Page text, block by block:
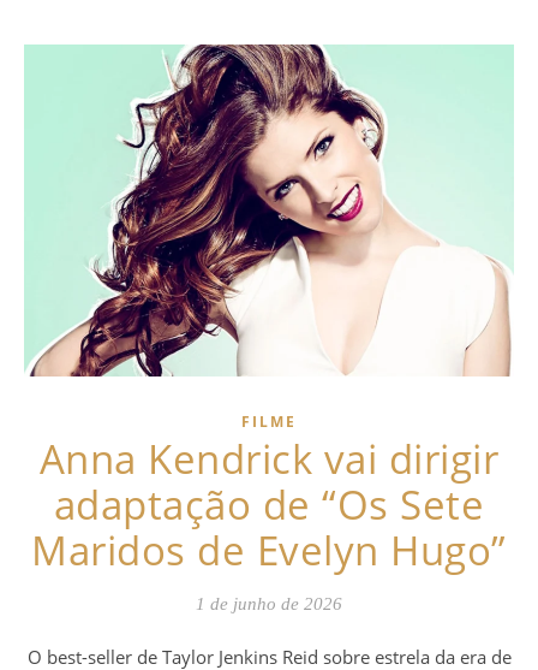
FILME
Anna Kendrick vai dirigir
adaptação de “Os Sete
Maridos de Evelyn Hugo”
1 de junho de 2026
O best-seller de Taylor Jenkins Reid sobre estrela da era de